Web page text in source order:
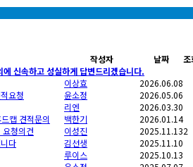
작성자 날짜
조
신속하고 성실하게 답변드리겠습니다.
이상효
2026.06.08
요청 윤소정
2026.05.06
리엔
2026.03.30
캡 견적문의 백한기
2026.01.14
청의건 이성진 2025.11.132
다 김선생
2025.11.10
루이스
2025.10.13